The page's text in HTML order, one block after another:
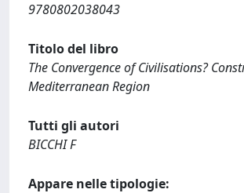
9780802038043
Titolo del libro
The Convergence of Civilisations?
Mediterranean Region
Tutti gli autori
BICCHI F
Appare nelle tipologie: